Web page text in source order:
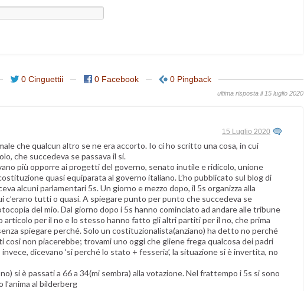
0 Cinguettii 0 Facebook 0 Pingback
ultima risposta il 15 luglio 2020
15 Luglio 2020
che qualcun altro se ne era accorto. Io ci ho scritto una cosa, in cui
che succedeva se passava il si.
più opporre ai progetti del governo, senato inutile e ridicolo, unione
quasi equiparata al governo italiano. L’ho pubblicato sul blog di
alcuni parlamentari 5s. Un giorno e mezzo dopo, il 5s organizza alla
c’erano tutti o quasi. A spiegare punto per punto che succedeva se
del mio. Dal giorno dopo i 5s hanno cominciato ad andare alle tribune
articolo per il no e lo stesso hanno fatto gli altri partiti per il no, che prima
spiegare perché. Solo un costituzionalista(anziano) ha detto no perché
non piacerebbe; trovami uno oggi che gliene frega qualcosa dei padri
dicevano ‘si perché lo stato + fesseria’, la situazione si è invertita, no
si è passati a 66 a 34(mi sembra) alla votazione. Nel frattempo i 5s si sono
al bilderberg